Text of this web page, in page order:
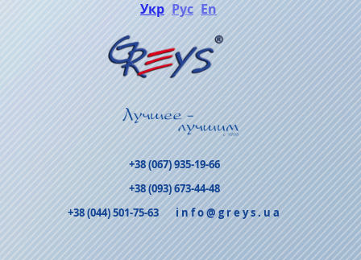
Укр Рус En
+38 (067) 935-19-66
+38 (093) 673-44-48
+38 (044) 501-75-63
info@greys.ua